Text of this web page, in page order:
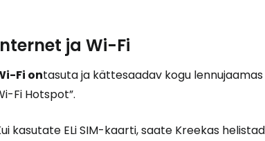
ja Wi-Fi
Fi ontasuta ja kättesaadav kogu
Fi Hotspot”.
kasutate ELi SIM-kaarti, saate Kreekas